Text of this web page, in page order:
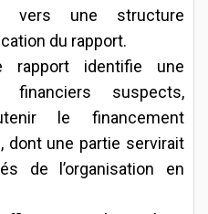
vers une structure
du rapport.
rapport identifie une
suspects,
le financement
dont une partie servirait
de l’organisation en